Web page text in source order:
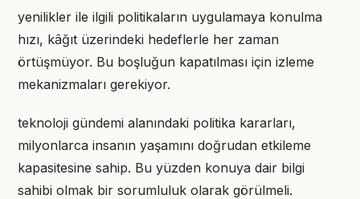
yenilikler ile ilgili politikaların uygulamaya konulma
hızı, kâğıt üzerindeki hedeflerle her zaman
örtüşmüyor. Bu boşluğun kapatılması için izleme
mekanizmaları gerekiyor.
teknoloji gündemi alanındaki politika kararları,
milyonlarca insanın yaşamını doğrudan etkileme
kapasitesine sahip. Bu yüzden konuya dair bilgi
sahibi olmak bir sorumluluk olarak görülmeli.